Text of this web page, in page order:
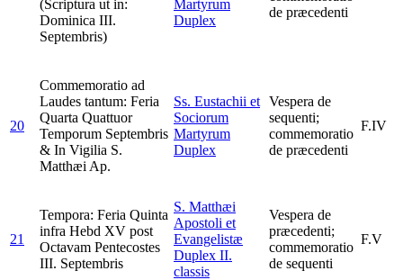
(Scriptura ut in:
Dominica III.
Septembris)
Martyrum
Duplex
de præcedenti
20
Commemoratio ad
Laudes tantum: Feria
Quarta Quattuor
Temporum Septembris
& In Vigilia S.
Matthæi Ap.
Ss. Eustachii et
Sociorum
Martyrum
Duplex
Vespera de
sequenti;
commemoratio
de præcedenti
F.IV
21
Tempora: Feria Quinta
infra Hebd XV post
Octavam Pentecostes
III. Septembris
S. Matthæi
Apostoli et
Evangelistæ
Duplex II.
classis
Vespera de
præcedenti;
commemoratio
de sequenti
F.V